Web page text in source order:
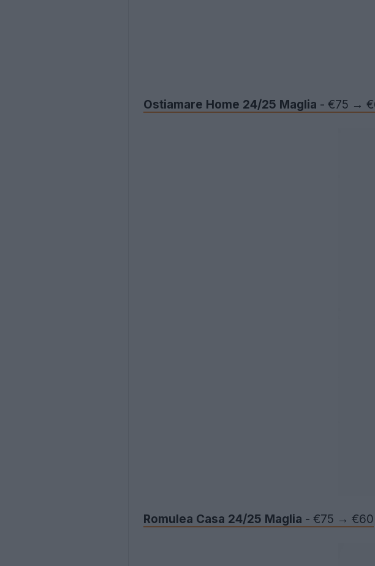
Ostiamare Home 24/25 Maglia - €75 →
Romulea Casa 24/25 Maglia - €75 → €60